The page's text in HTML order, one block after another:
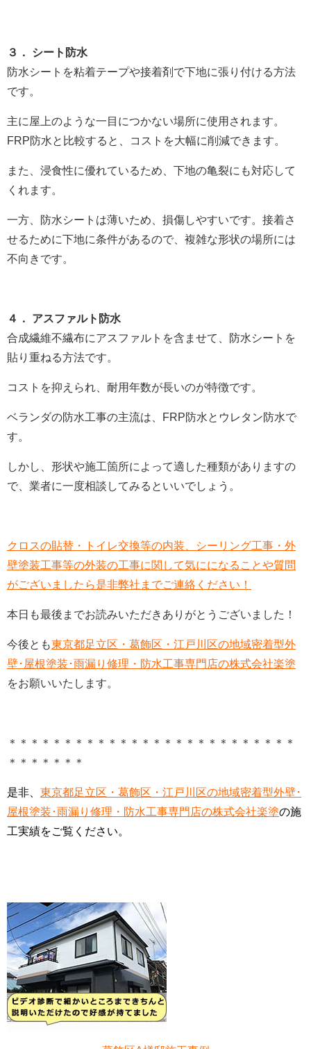
３． シート防水
防水シートを粘着テープや接着剤で下地に張り付ける方法
です。
主に屋上のような一目につかない場所に使用されます。
FRP防水と比較すると、コストを大幅に削減できます。
また、浸食性に優れているため、下地の亀裂にも対応して
くれます。
一方、防水シートは薄いため、損傷しやすいです。接着さ
せるために下地に条件があるので、複雑な形状の場所には
不向きです。
４． アスファルト防水
合成繊維不繊布にアスファルトを含ませて、防水シートを
貼り重ねる方法です。
コストを抑えられ、耐用年数が長いのが特徴です。
ベランダの防水工事の主流は、FRP防水とウレタン防水で
す。
しかし、形状や施工箇所によって適した種類がありますの
で、業者に一度相談してみるといいでしょう。
クロスの貼替・トイレ交換等の内装、シーリング工事・外
壁塗装工事等の外装の工事に関して気にになることや質問
がございましたら是非弊社までご連絡ください！
本日も最後までお読みいただきありがとうございました！
今後とも東京都足立区・葛飾区・江戸川区の地域密着型外
壁･屋根塗装･雨漏り修理・防水工事専門店の株式会社楽塗
をお願いいたします。
＊＊＊＊＊＊＊＊＊＊＊＊＊＊＊＊＊＊＊＊＊＊＊＊＊＊
＊＊＊＊＊＊＊
是非、 東京都足立区・葛飾区・江戸川区の地域密着型外壁･
屋根塗装･雨漏り修理・防水工事専門店の株式会社楽塗の施
工実績をご覧ください。